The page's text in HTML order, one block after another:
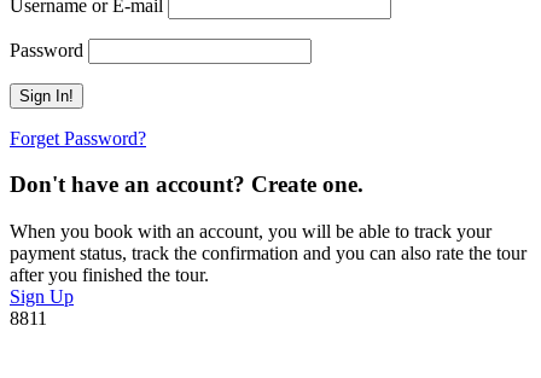
Username or E-mail
Password
Forget Password?
Don't have an account? Create one.
When you book with an account, you will be able to track your
payment status, track the confirmation and you can also rate the tour
after you finished the tour.
Sign Up
8811